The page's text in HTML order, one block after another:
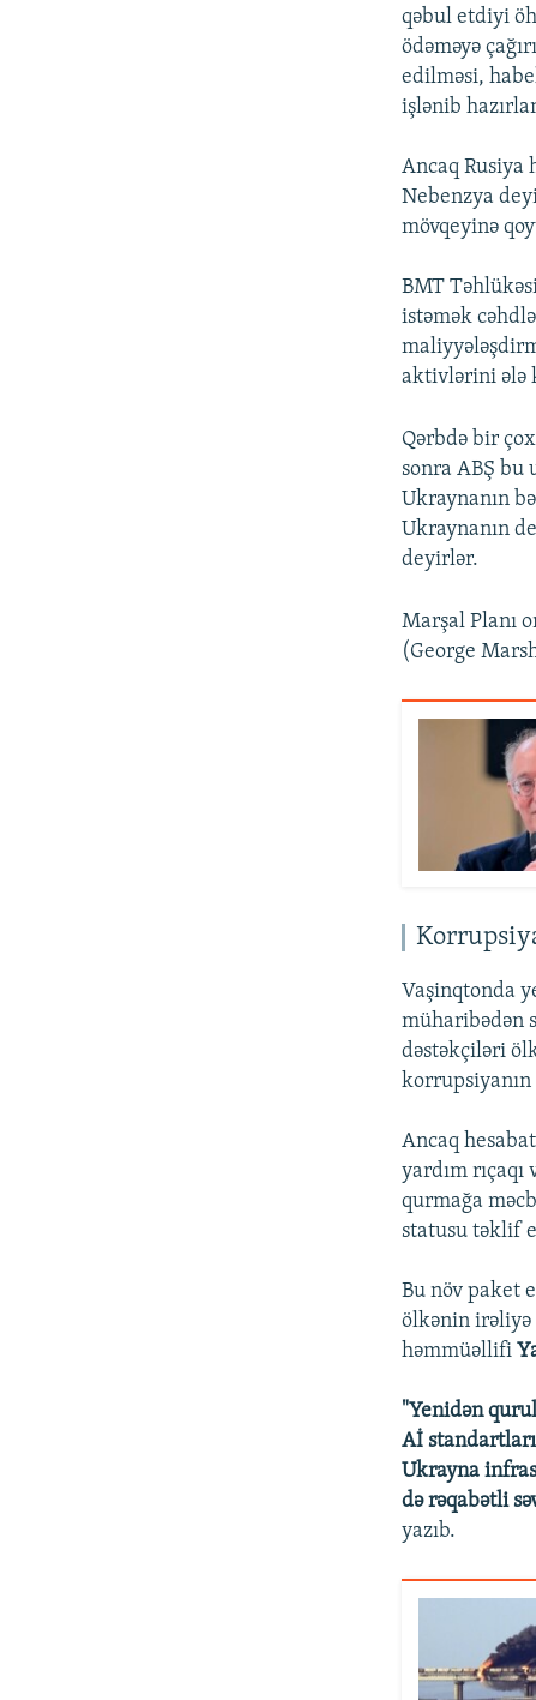
qəbul etdiyi
ödəməyə
edilməsi,
işlənib
Ancaq Rusiya
Nebenzya
mövqeyinə
BMT
istəmək
aktivlərini ələ
Qərbdə bir
sonra ABŞ bu
Ukraynanın
Ukraynanın
deyirlər.
Marşal Planı
(George
Vaşinqtonda
müharibədən
dəstəkçiləri
korrupsiyanın
Ancaq
yardım
qurmağa
statusu təklif
Bu növ paket
ölkənin irəliyə
həmmüəllifi
"Yenidən
Aİ
Ukrayna
də rəqabətli
yazıb.